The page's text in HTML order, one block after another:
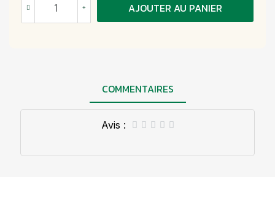
AJOUTER AU PANIER
COMMENTAIRES
Avis :     